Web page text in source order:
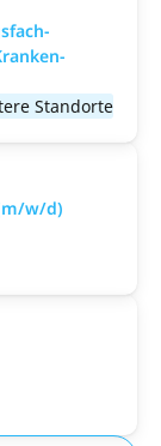
Standorte
w/d)